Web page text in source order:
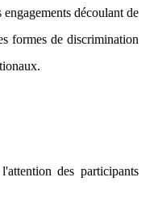
découlant de
formes de discrimination
des participants